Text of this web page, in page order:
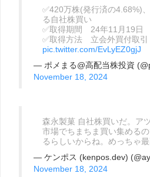
✅420万株(発行済の4.68%)
る自社株買い
✅取得期間 24年11月19日
✅取得方法 立会外買付取引
pic.twitter.com/EvLyEZ0gjJ
— ポメまる@高配当株投資
November 18, 2024
森永製菓 自社株買いだ。ア
市場でちまちま買い集める
るらしいからね。めっちゃ最
— ケンポス (kenpos.dev)
November 18, 2024